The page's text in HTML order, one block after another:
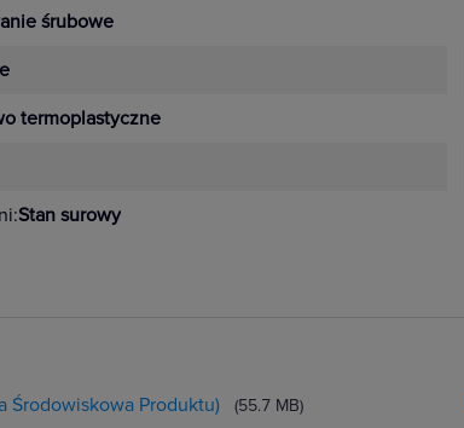
śrubowe
termoplastyczne
Stan surowy
Środowiskowa Produktu) (55.7 MB)